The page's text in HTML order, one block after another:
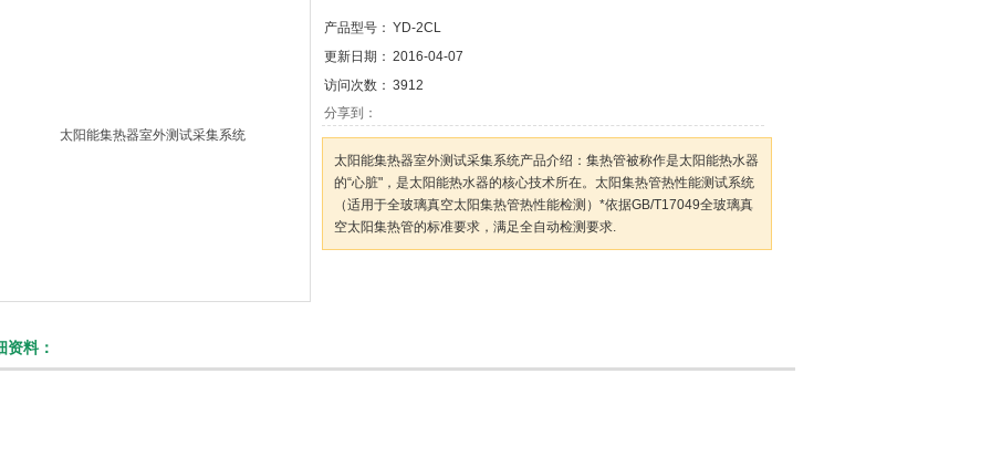
产品型号： YD-2CL
更新日期： 2016-04-07
访问次数： 3912
分享到：
太阳能集热器室外测试采集系统产品介绍：集热管被称作是太阳能热水器
的“心脏"，是太阳能热水器的核心技术所在。太阳集热管热性能测试系统
（适用于全玻璃真空太阳集热管热性能检测）*依据GB/T17049全玻璃真
空太阳集热管的标准要求，满足全自动检测要求.
资料：